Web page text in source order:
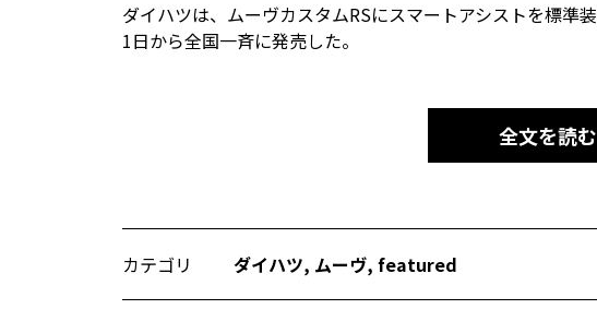
ダイハツは、ムーヴカスタムRSにスマートアシストを標準
1日から全国一斉に発売した。
全文を読む
カテゴリ ダイハツ, ムーヴ, featured